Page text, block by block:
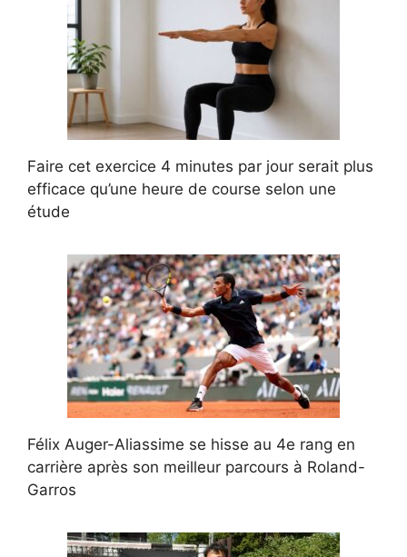
Faire cet exercice 4 minutes par jour serait plus
efficace qu’une heure de course selon une
étude
Félix Auger-Aliassime se hisse au 4e rang en
carrière après son meilleur parcours à Roland-
Garros